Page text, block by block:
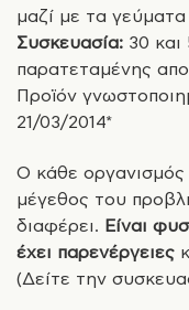
μαζί με τα γεύματα
Συσκευασία: 30 και
παρατεταμένης
Προϊόν
21/03/2014*
Ο κάθε οργανισμός
μέγεθος του
διαφέρει. Είναι
έχει παρενέργειες
(Δείτε την